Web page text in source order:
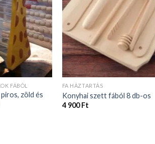
FÁBÓL
zöld és
FA HÁZTARTÁS
Konyhai szett fából 8 db-os
4 900Ft